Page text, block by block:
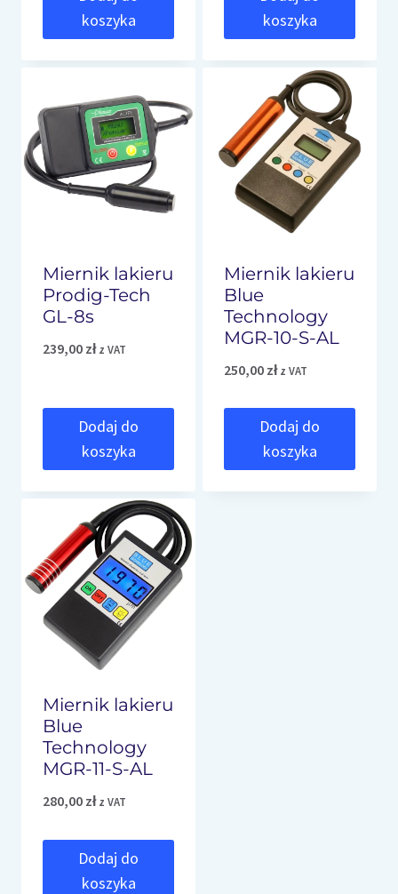
koszyka
koszyka
Miernik lakieru
Prodig-Tech
GL-8s
239,00 zł z VAT
Dodaj do
koszyka
Miernik lakieru
Blue
Technology
MGR-10-S-AL
250,00 zł z VAT
Dodaj do
koszyka
Miernik lakieru
Blue
Technology
MGR-11-S-AL
280,00 zł z VAT
Dodaj do
koszyka